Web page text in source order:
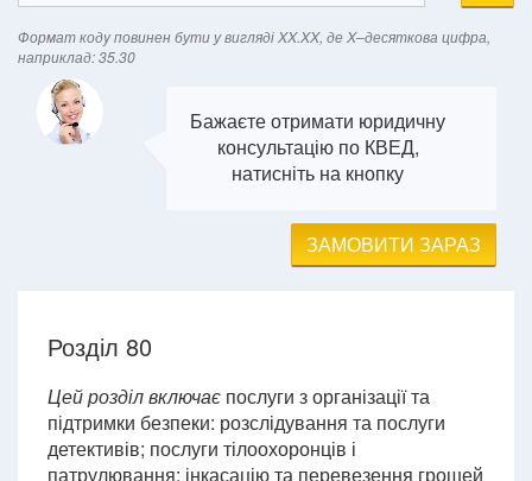
Формат кодy повинен бути у вигляді XX.XX, де X–десяткова цифра,
наприклад: 35.30
Бажаєте отримати юридичну
консультацію по КВЕД,
натисніть на кнопку
ЗАМОВИТИ ЗАРАЗ
Розділ 80
Цей розділ включає послуги з організації та
підтримки безпеки: розслідування та послуги
детективів; послуги тілоохоронців і
патрулювання; інкасацію та перевезення грошей